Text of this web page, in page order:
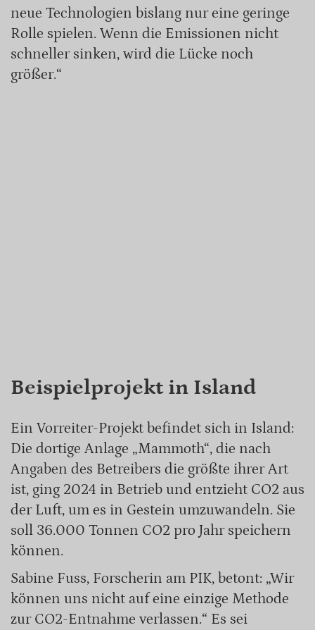
neue Technologien bislang nur eine geringe
Rolle spielen. Wenn die Emissionen nicht
schneller sinken, wird die Lücke noch
größer.“
Beispielprojekt in Island
Ein Vorreiter-Projekt befindet sich in Island:
Die dortige Anlage „Mammoth“, die nach
Angaben des Betreibers die größte ihrer Art
ist, ging 2024 in Betrieb und entzieht CO2 aus
der Luft, um es in Gestein umzuwandeln. Sie
soll 36.000 Tonnen CO2 pro Jahr speichern
können.
Sabine Fuss, Forscherin am PIK, betont: „Wir
können uns nicht auf eine einzige Methode
zur CO2-Entnahme verlassen.“ Es sei